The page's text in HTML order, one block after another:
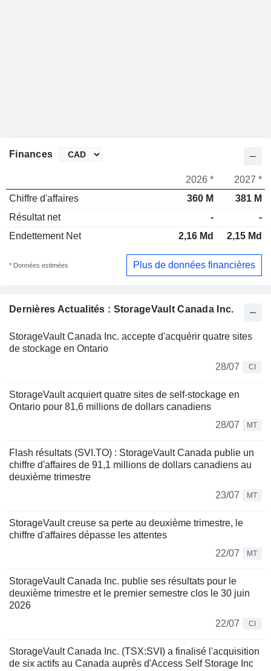
Dernières Actualités : StorageVault Canada Inc.
StorageVault Canada Inc. accepte d'acquérir quatre sites
de stockage en Ontario
28/07
CI
StorageVault acquiert quatre sites de self-stockage en
Ontario pour 81,6 millions de dollars canadiens
28/07
MT
Flash résultats (SVI.TO) : StorageVault Canada publie un
chiffre d'affaires de 91,1 millions de dollars canadiens au
deuxième trimestre
23/07
MT
StorageVault creuse sa perte au deuxième trimestre, le
chiffre d'affaires dépasse les attentes
22/07
MT
StorageVault Canada Inc. publie ses résultats pour le
deuxième trimestre et le premier semestre clos le 30 juin
2026
22/07
CI
StorageVault Canada Inc. (TSX:SVI) a finalisé l'acquisition
de six actifs au Canada auprès d'Access Self Storage Inc
Finances
2026 *
2027 *
Chiffre d'affaires
360 M
381 M
Résultat net
-
-
Endettement Net
2,16 Md 2,15 Md
* Données estimées Plus de données financières